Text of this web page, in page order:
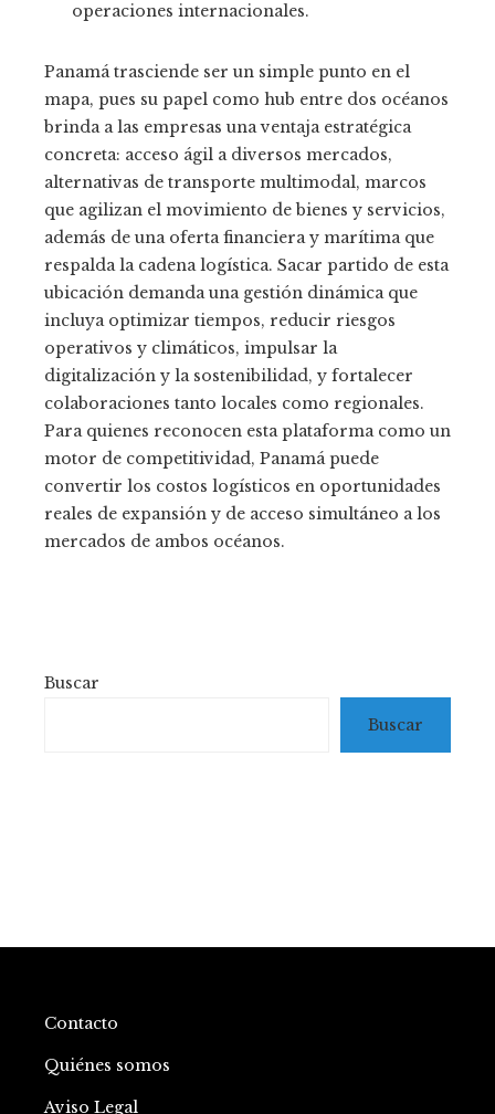
operaciones internacionales.
Panamá trasciende ser un simple punto en el
mapa, pues su papel como hub entre dos océanos
brinda a las empresas una ventaja estratégica
concreta: acceso ágil a diversos mercados,
alternativas de transporte multimodal, marcos
que agilizan el movimiento de bienes y servicios,
además de una oferta financiera y marítima que
respalda la cadena logística. Sacar partido de esta
ubicación demanda una gestión dinámica que
incluya optimizar tiempos, reducir riesgos
operativos y climáticos, impulsar la
digitalización y la sostenibilidad, y fortalecer
colaboraciones tanto locales como regionales.
Para quienes reconocen esta plataforma como un
motor de competitividad, Panamá puede
convertir los costos logísticos en oportunidades
reales de expansión y de acceso simultáneo a los
mercados de ambos océanos.
Buscar
Buscar
Contacto
Quiénes somos
Aviso Legal